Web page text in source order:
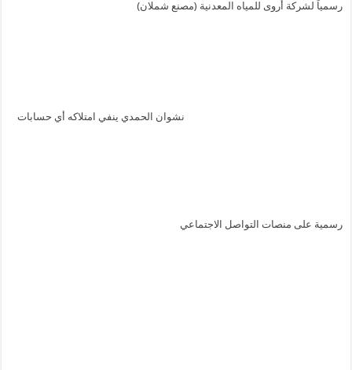
رسمياً لشركة أروى للمياه المعدنية (مصنع شملان)
نشوان الحمدي ينفي امتلاكه أي حسابات
رسمية على منصات التواصل الاجتماعي